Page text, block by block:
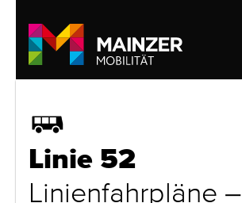
Bus
Linie 52
Linienfahrpläne –